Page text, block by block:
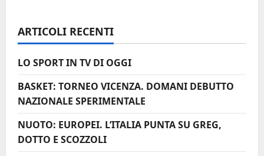
o
l
o
ARTICOLI RECENTI
LO SPORT IN TV DI OGGI
BASKET: TORNEO VICENZA. DOMANI DEBUTTO
NAZIONALE SPERIMENTALE
NUOTO: EUROPEI. L’ITALIA PUNTA SU GREG,
DOTTO E SCOZZOLI